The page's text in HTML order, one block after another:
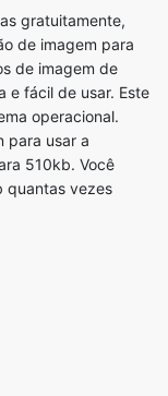
operacional.
para usar a
510kb. Você
quantas vezes
de imagem para
há necessidade
ou